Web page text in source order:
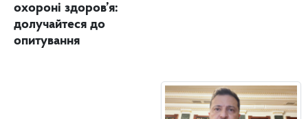
охороні здоров’я:
долучайтеся до
опитування